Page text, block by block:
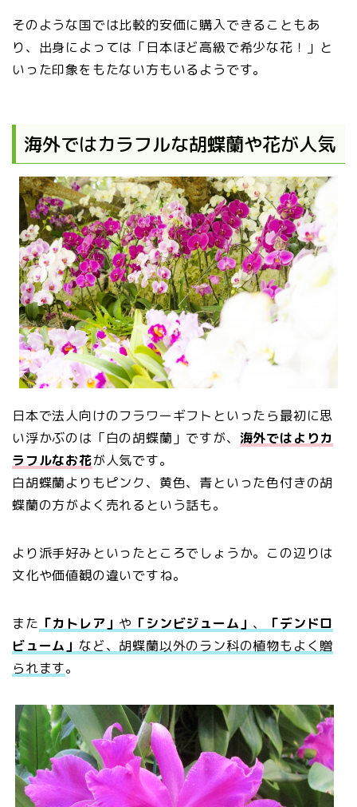
そのような国では比較的安価に購入できることもあ
り、出身によっては「日本ほど高級で希少な花！」と
いった印象をもたない方もいるようです。
海外ではカラフルな胡蝶蘭や花が人気
日本で法人向けのフラワーギフトといったら最初に思
い浮かぶのは「白の胡蝶蘭」ですが、 海外ではよりカ
ラフルなお花が人気です。
白胡蝶蘭よりもピンク、黄色、青といった色付きの胡
蝶蘭の方がよく売れるという話も。
より派手好みといったところでしょうか。この辺りは
文化や価値観の違いですね。
また 「カトレア」 や 「シンビジューム」 、
「デンドロ
ビューム」 など、胡蝶蘭以外のラン科の植物もよく贈
られます。